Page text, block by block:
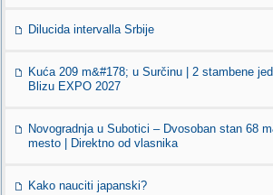
Dilucida intervalla Srbije
Kuća 209 m&#178; u Surčinu | 2 stambene
Blizu EXPO 2027
Novogradnja u Subotici – Dvosoban stan 68
mesto | Direktno od vlasnika
Kako nauciti japanski?